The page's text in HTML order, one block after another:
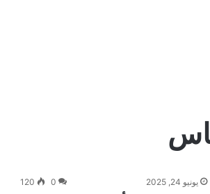
يونيو 24, 2025 0
120